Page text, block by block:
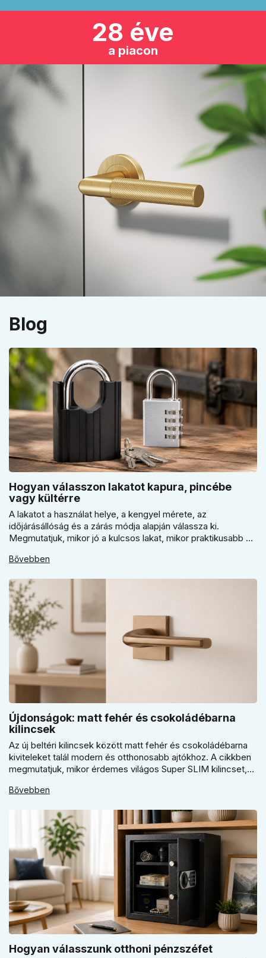
28 éve
a piacon
Blog
Hogyan válasszon lakatot kapura, pincébe
vagy kültérre
A lakatot a használat helye, a kengyel mérete, az
időjárásállóság és a zárás módja alapján válassza ki.
Megmutatjuk, mikor jó a kulcsos lakat, mikor praktikusabb a
érdemes kapuhoz, pincéhez vagy kerti házhoz csak ár
Bővebben
Újdonságok: matt fehér és csokoládébarna
kilincsek
Az új beltéri kilincsek között matt fehér és csokoládébarna
kiviteleket talál modern és otthonosabb ajtókhoz. A cikkben
megmutatjuk, mikor érdemes világos Super SLIM kilincset,
döntsön a kerek vagy szögletes rozetta között az egységes
Bővebben
Hogyan válasszunk otthoni pénzszéfet